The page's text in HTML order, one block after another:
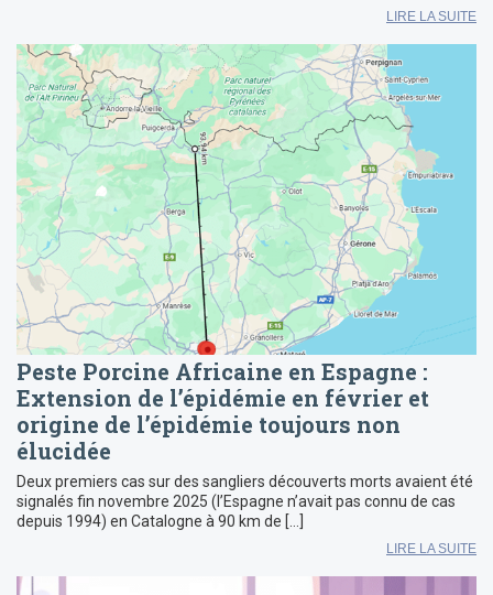
LIRE LA SUITE
Peste Porcine Africaine en Espagne :
Extension de l’épidémie en février et
origine de l’épidémie toujours non
élucidée
Deux premiers cas sur des sangliers découverts morts avaient été
signalés fin novembre 2025 (l’Espagne n’avait pas connu de cas
depuis 1994) en Catalogne à 90 km de […]
LIRE LA SUITE